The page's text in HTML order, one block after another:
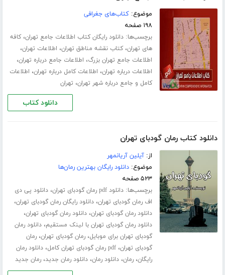
موضوع:کتاب‌های جغرافی
۱۹۸ صفحه
برچسب‌ها:دانلود رایگان کتاب اطلاعات جامع تهران،کافه
های تهران،کتاب نقشه مناطق تهران، اطلاعات تهران،
اطلاعات جامع تهران بزرگ، اطلاعات جامع درباره تهران،
اطلاعات درباره تهران، اطلاعات کامل درباره تهران، اطلاعات
کامل و جامع درباره شهر تهران، تهران
دانلود کتاب
دانلود کتاب رمان گودبای تهران
از:آیلین آریانمهر
موضوع:دانلود رایگان بهترین رمان‌ها
۵۲۳ صفحه
برچسب‌ها:دانلود pdf رمان گودبای تهران ،دانلود پی دی
اف رمان گودبای تهران،دانلود رایگان رمان گودبای تهران،
دانلود رمان گودبای تهران،دانلود رمان گودبای تهران،
دانلود رمان گودبای تهران با لینک مستقیم،دانلود رمان
گودبای تهران برای موبایل،رمان گودبای تهران،رمان
گودبای تهران،pdf رمان گودبای تهران کامل ،دانلود رمان
رایگان،رمان،دانلود رمان،دانلود رمان جدید،رمان جدید